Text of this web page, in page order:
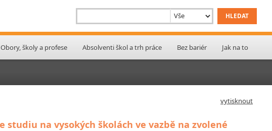
Obory, školy a profese Absolventi škol a trh práce Bez bariér Jak na to
vytisknout
na vysokých školách ve vazbě na zvolené